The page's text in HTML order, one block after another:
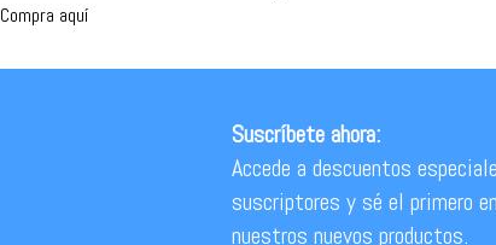
Hornos y parrilla
Compra aquí
Suscríbete ahora:
Accede a descuentos
suscriptores y sé el primero
nuestros nuevos productos.